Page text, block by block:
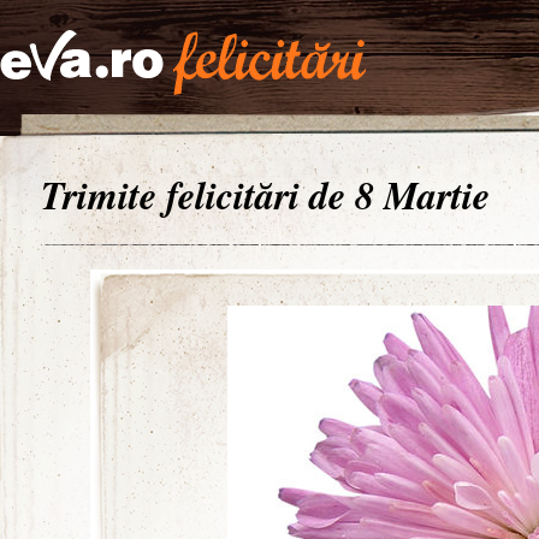
Trimite felicitări de 8 Martie